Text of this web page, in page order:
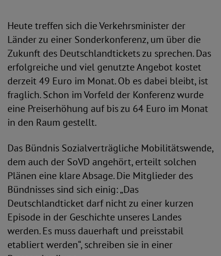
Heute treffen sich die Verkehrsminister der
Länder zu einer Sonderkonferenz, um über die
Zukunft des Deutschlandtickets zu sprechen. Das
erfolgreiche und viel genutzte Angebot kostet
derzeit 49 Euro im Monat. Ob es dabei bleibt, ist
fraglich. Schon im Vorfeld der Konferenz wurde
eine Preiserhöhung auf bis zu 64 Euro im Monat
in den Raum gestellt.
Das Bündnis Sozialverträgliche Mobilitätswende,
dem auch der SoVD angehört, erteilt solchen
Plänen eine klare Absage. Die Mitglieder des
Bündnisses sind sich einig: „Das
Deutschlandticket darf nicht zu einer kurzen
Episode in der Geschichte unseres Landes
werden. Es muss dauerhaft und preisstabil
etabliert werden“, schreiben sie in einer